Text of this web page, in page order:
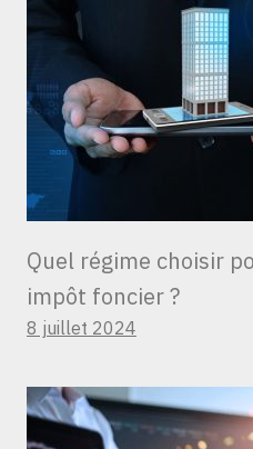
Quel régime choisir
impôt foncier ?
8 juillet 2024